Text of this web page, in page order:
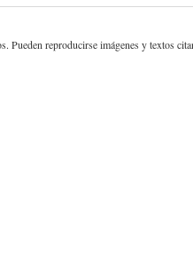
Pueden reproducirse imágenes y textos